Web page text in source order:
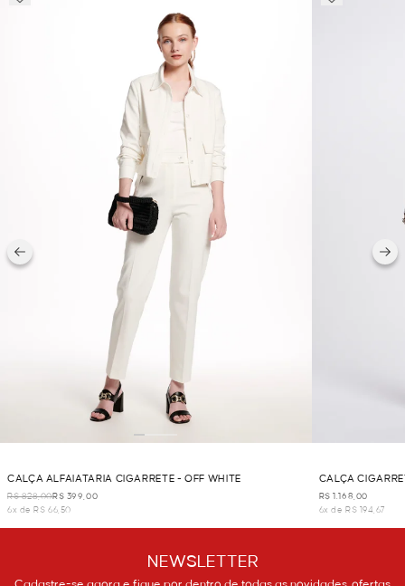
CALÇA ALFAIATARIA CIGARRETE - OFF WHITE
R$ 828,00R$ 399,00
6x de R$ 66,50
CALÇA
R$ 1.168,00
6x de R$ 194,67
NEWSLETTER